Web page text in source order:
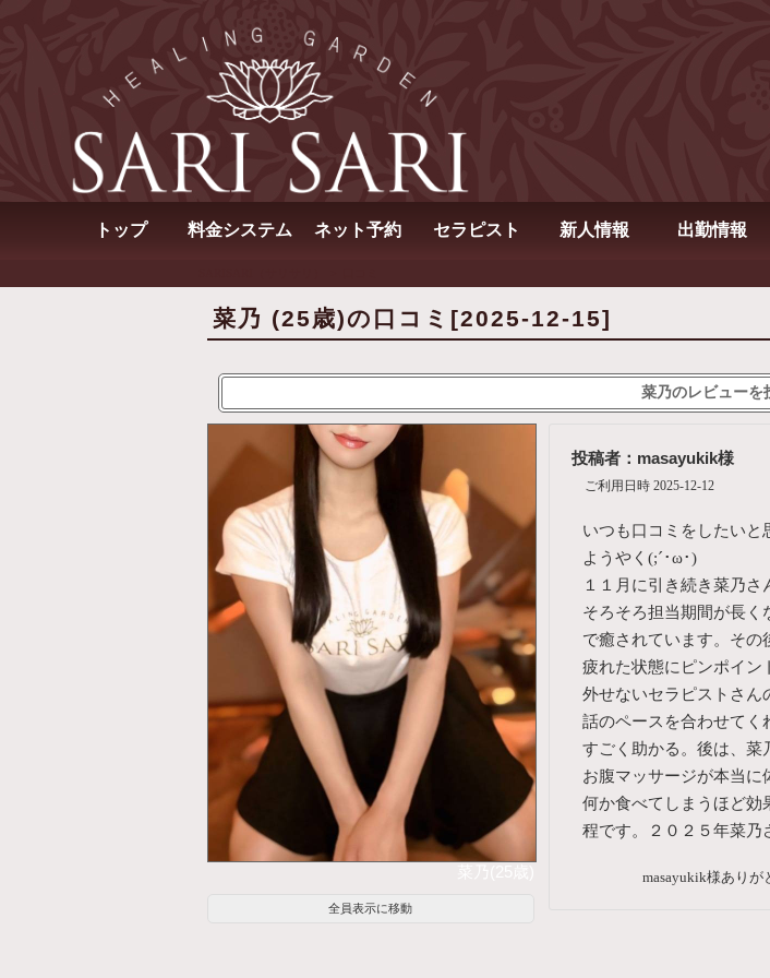
トップ 料金システム ネット予約 セラピスト 新人情報 出勤情報
菜乃 (25歳)の口コミ[2025-12-15]
菜乃のレビューを
全員表示に移動
投稿者：masayukik様
ご利用日時 2025-12-12
いつも口コミをしたいと
ようやく(;´･ω･)
１１月に引き続き菜乃さ
そろそろ担当期間が長く
で癒されています。その
疲れた状態にピンポイン
外せないセラピストさん
話のペースを合わせてく
すごく助かる。後は、菜
お腹マッサージが本当に
何か食べてしまうほど効
程です。２０２５年菜乃
masayukik様ありが